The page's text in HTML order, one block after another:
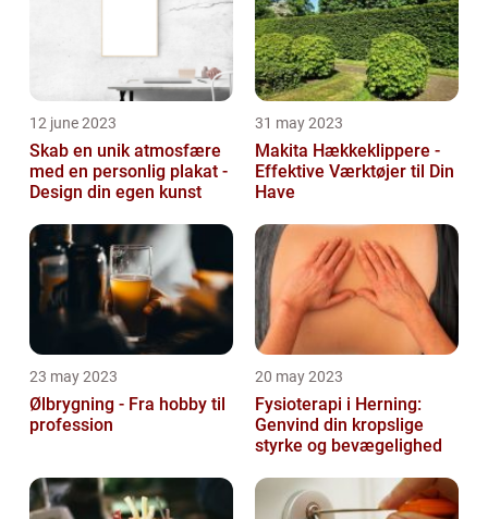
12 june 2023
Skab en unik atmosfære
med en personlig plakat -
Design din egen kunst
31 may 2023
Makita Hækkeklippere -
Effektive Værktøjer til Din
Have
23 may 2023
Ølbrygning - Fra hobby til
profession
20 may 2023
Fysioterapi i Herning:
Genvind din kropslige
styrke og bevægelighed